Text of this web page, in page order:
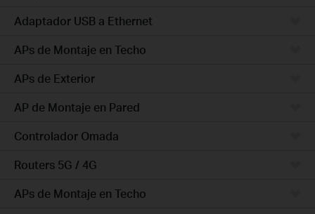
Adaptador USB a Ethernet
APs de Montaje en Techo
APs de Exterior
AP de Montaje en Pared
Controlador Omada
Routers 5G / 4G
APs de Montaje en Techo